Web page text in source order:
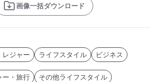
画像一括ダウンロード
レジャー ライフスタイル ビジネス
ー・旅行
その他ライフスタイル